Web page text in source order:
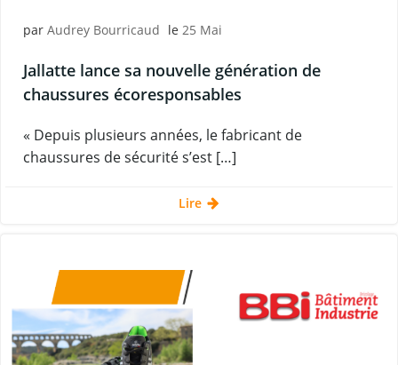
par Audrey Bourricaud le 25 Mai
Jallatte lance sa nouvelle génération de
chaussures écoresponsables
« Depuis plusieurs années, le fabricant de
chaussures de sécurité s’est […]
Lire